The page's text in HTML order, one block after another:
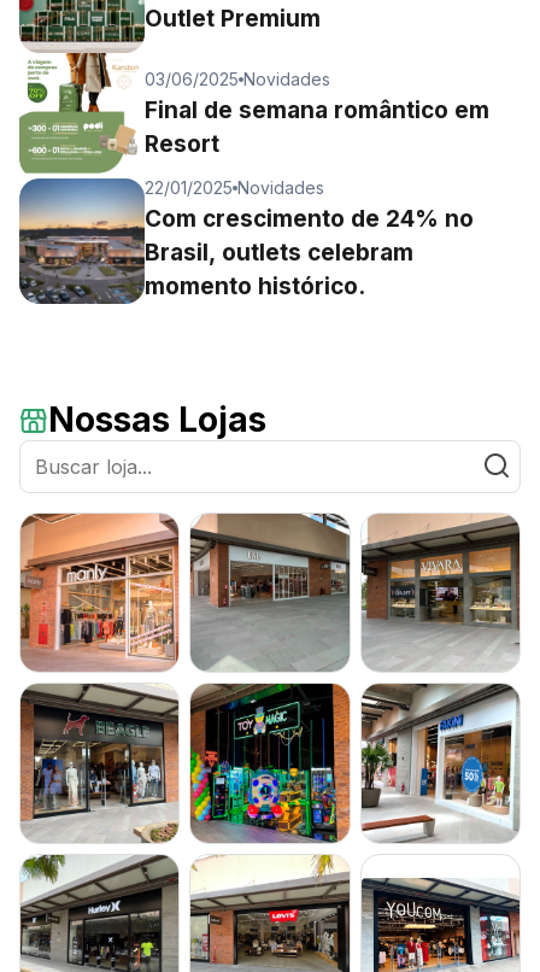
Outlet Premium
03/06/2025 Novidades
Final de semana romântico em
Resort
22/01/2025 Novidades
Com crescimento de 24% no
Brasil, outlets celebram
momento histórico.
Nossas Lojas